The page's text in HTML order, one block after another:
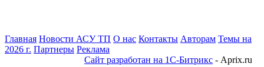
Главная Новости АСУ ТП О нас Контакты Авторам Темы на
2026 г. Партнеры Реклама
Сайт разработан на 1С-Битрикс - Aprix.ru